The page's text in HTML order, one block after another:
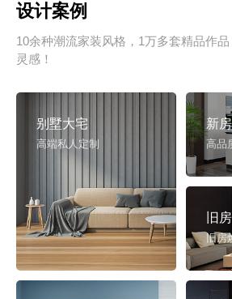
设计案例
10余种潮流家装风格，1万多套精品作
灵感！
别墅大宅
高端私人定制
新
高品
旧
旧房